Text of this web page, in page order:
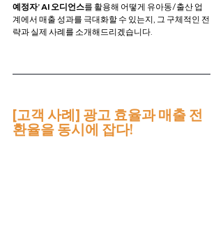
예정자’AI 오디언스를 활용해 어떻게 유아동/출산 업
계에서 매출 성과를 극대화할 수 있는지, 그 구체적인 전
략과 실제 사례를 소개해드리겠습니다.
[고객 사례] 광고 효율과 매출 전
환율을 동시에 잡다!